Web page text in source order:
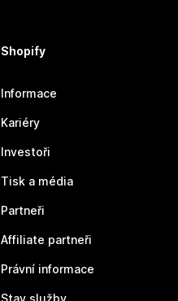
Shopify
Informace
Kariéry
Investoři
Tisk a média
Partneři
Affiliate partneři
Právní informace